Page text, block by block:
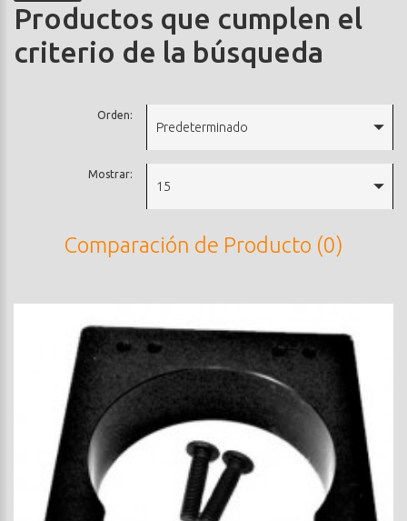
Productos que cumplen el
criterio de la búsqueda
Orden:
Predeterminado
Mostrar:
15
Comparación de Producto (0)